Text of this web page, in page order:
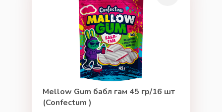
Mellow Gum бабл гам 45 гр/16 шт
(Confectum )